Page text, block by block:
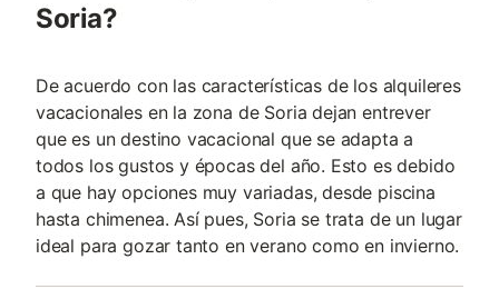
Soria?
De acuerdo con las características de los alquileres
vacacionales en la zona de Soria dejan entrever
que es un destino vacacional que se adapta a
todos los gustos y épocas del año. Esto es debido
a que hay opciones muy variadas, desde piscina
hasta chimenea. Así pues, Soria se trata de un lugar
ideal para gozar tanto en verano como en invierno.